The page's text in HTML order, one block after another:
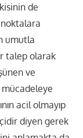
de
umutla
talep olarak
ve
acil olmayıp
diyen gerek